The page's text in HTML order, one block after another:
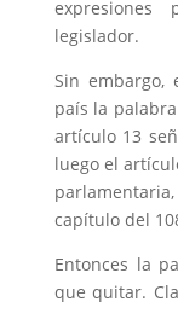
legislador.
Sin embargo,
país la
artículo 13
luego el
capítulo del
Entonces la
que quitar.